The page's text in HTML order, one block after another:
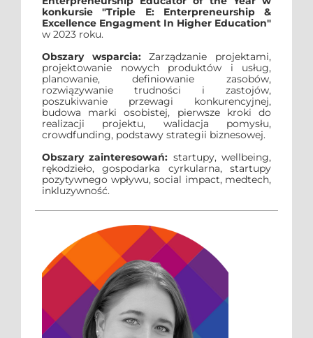
konkursie "Triple E: Enterpreneurship &
Excellence Engagment In Higher Education"
w 2023 roku.
Obszary wsparcia:Zarządzanie projektami,
projektowanie nowych produktów i usług,
planowanie, definiowanie zasobów,
rozwiązywanie trudności i zastojów,
poszukiwanie przewagi konkurencyjnej,
budowa marki osobistej, pierwsze kroki do
realizacji projektu, walidacja pomysłu,
crowdfunding, podstawy strategii biznesowej.
Obszary zainteresowań: startupy, wellbeing,
rękodzieło, gospodarka cyrkularna, startupy
pozytywnego wpływu, social impact, medtech,
inkluzywność.